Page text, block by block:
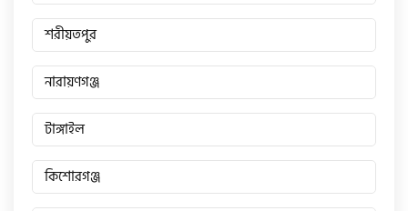
শরীয়তপুর
নারায়ণগঞ্জ
টাঙ্গাইল
কিশোরগঞ্জ